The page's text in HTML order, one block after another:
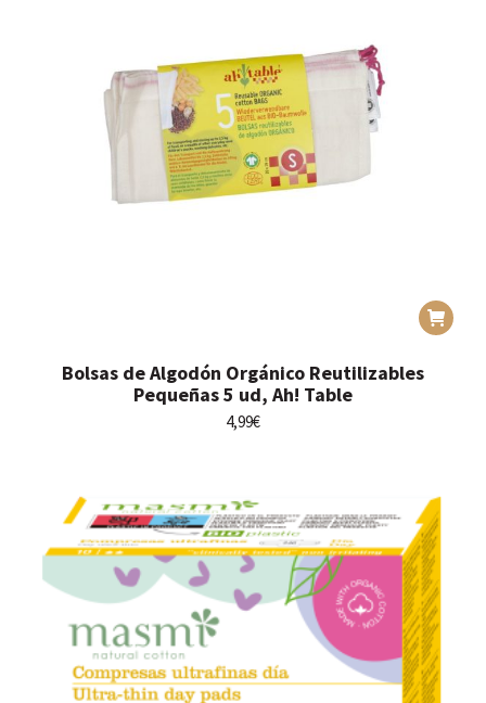
Bolsas de Algodón Orgánico Reutilizables
Pequeñas 5 ud, Ah! Table
4,99€